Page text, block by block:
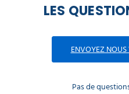
LES
ENVOYEZ
Pas de